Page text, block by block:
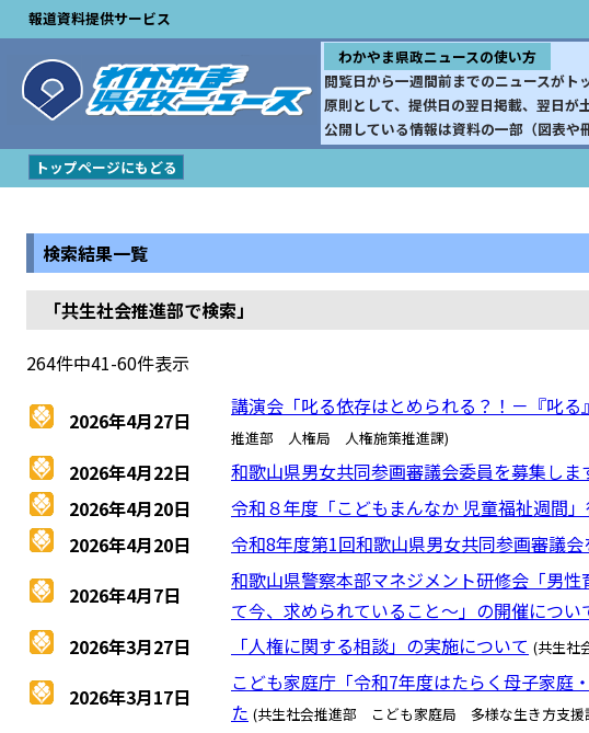
報道資料提供サービス
わかやま県政ニュースの使い方
閲覧日から一週間前までのニュースがト
原則として、提供日の翌日掲載、翌日が
公開している情報は資料の一部（図表や
トップページにもどる
検索結果一覧
「共生社会推進部で検索」
264件中41-60件表示
2026年4月27日
講演会「叱る依存はとめられる？！－『叱
推進部 人権局 人権施策推進課)
2026年4月22日 和歌山県男女共同参画審議会委員を募集しま
2026年4月20日 令和８年度「こどもまんなか 児童福祉週間
2026年4月20日 令和8年度第1回和歌山県男女共同参画審議
2026年4月7日
和歌山県警察本部マネジメント研修会「男
て今、求められていること～」の開催につい
2026年3月27日 「人権に関する相談」の実施について (共生社
2026年3月17日
こども家庭庁「令和7年度はたらく母子家庭
た (共生社会推進部 こども家庭局 多様な生き方支援